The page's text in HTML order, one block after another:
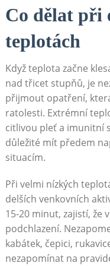
Co dělat při
teplotách
Když teplota začne
nad třicet stupňů, je
přijmout opatření,
ratolesti. Extrémní
citlivou pleť a imunitní
důležité mít předem
situacím.
Při velmi nízkých
delších venkovních
15-20 minut, zajistí, že
podchlazení.
kabátek, čepici,
nezapomínat na